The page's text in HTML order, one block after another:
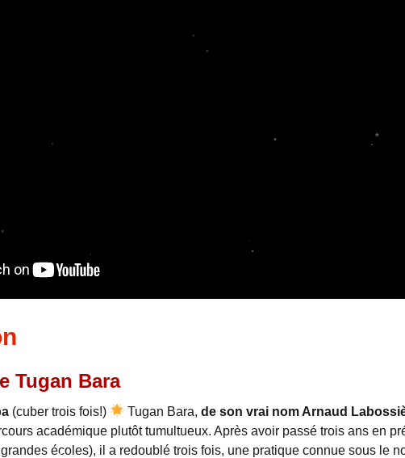
Tugan Bara
(cuber trois fois!) Tugan Bara,de son vrai nom Arnaud
académique plutôt tumultueux. Après avoir passé trois ans en
écoles), il a redoublé trois fois, une pratique connue sous le